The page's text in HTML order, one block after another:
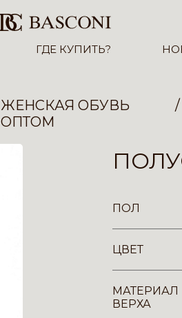
ГДЕ КУПИТЬ?
ЖЕНСКАЯ ОБУВЬ
ОПТОМ
ПОЛ
ЦВЕТ
МАТЕРИАЛ
ВЕРХА